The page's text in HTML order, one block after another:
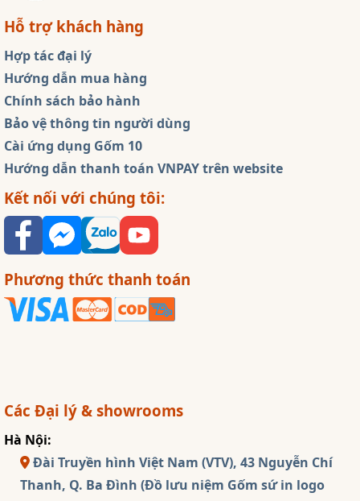
Hỗ trợ khách hàng
Hợp tác đại lý
Hướng dẫn mua hàng
Chính sách bảo hành
Bảo vệ thông tin người dùng
Cài ứng dụng Gốm 10
Hướng dẫn thanh toán VNPAY trên website
Kết nối với chúng tôi:
Phương thức thanh toán
Các Đại lý & showrooms
Hà Nội:
Đài Truyền hình Việt Nam (VTV), 43 Nguyễn Chí
Thanh, Q. Ba Đình (Đồ lưu niệm Gốm sứ in logo